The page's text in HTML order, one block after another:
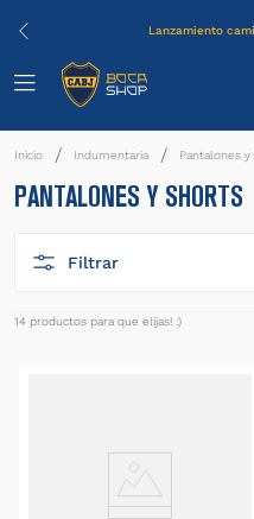
Lanzamiento
Indumentaria Pantalones
PANTALONES Y SHORTS
Filtrar
14 productos